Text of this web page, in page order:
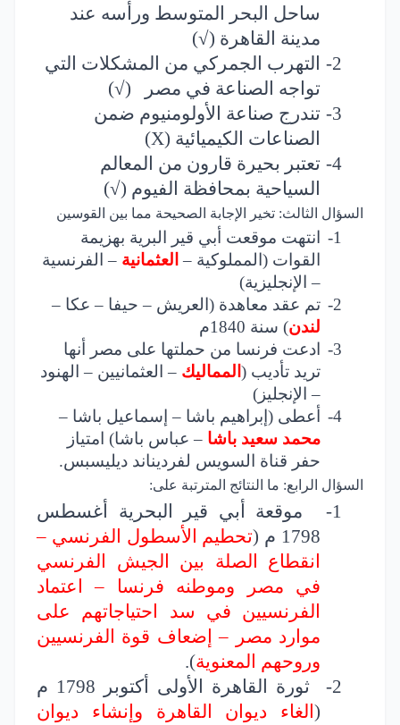
ساحل البحر المتوسط ورأسه عند
مدينة القاهرة (√)
2-
التهرب الجمركي من المشكلات التي
تواجه الصناعة في مصر
(√)
3- تندرج صناعة الأولومنيوم ضمن
الصناعات الكيميائية (X
)
4- تعتبر بحيرة قارون من المعالم
السياحية بمحافظة الفيوم (√)
السؤال الثالث: تخير الإجابة الصحيحة مما بين القوسين
1-
انتهت موقعت أبي قير البرية بهزيمة
القوات (المملوكية – العثمانية – الفرنسية
– الإنجليزية)
2-
تم عقد معاهدة (العريش – حيفا – عكا –
لندن) سنة 1840م
3-
ادعت فرنسا من حملتها على مصر أنها
تريد تأديب ( المماليك – العثمانيين – الهنود
– الإنجليز)
4-
أعطى (إبراهيم باشا – إسماعيل باشا –
محمد سعيد باشا – عباس باشا) امتياز
حفر قناة السويس لفرديناند ديليسبس.
السؤال الرابع: ما النتائج المترتبة على:
1-
موقعة أبي قير البحرية أغسطس
1798 م (
تحطيم الأسطول الفرنسي –
انقطاع الصلة بين الجيش الفرنسي
في مصر وموطنه فرنسا – اعتماد
الفرنسيين في سد احتياجاتهم على
موارد مصر – إضعاف قوة الفرنسيين
وروحهم المعنوية).
2-
ثورة القاهرة الأولى أكتوبر 1798 م
( الغاء ديوان القاهرة وإنشاء ديوان